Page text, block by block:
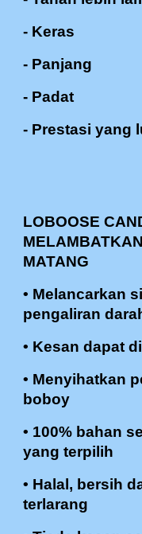
- Keras
- Panjang
- Padat
- Prestasi yang
LOBOOSE
MATANG
• Melancarkan
pengaliran
• Kesan dapat
• Menyihatkan
boboy
• 100% bahan
yang terpilih
• Halal, bersih
terlarang